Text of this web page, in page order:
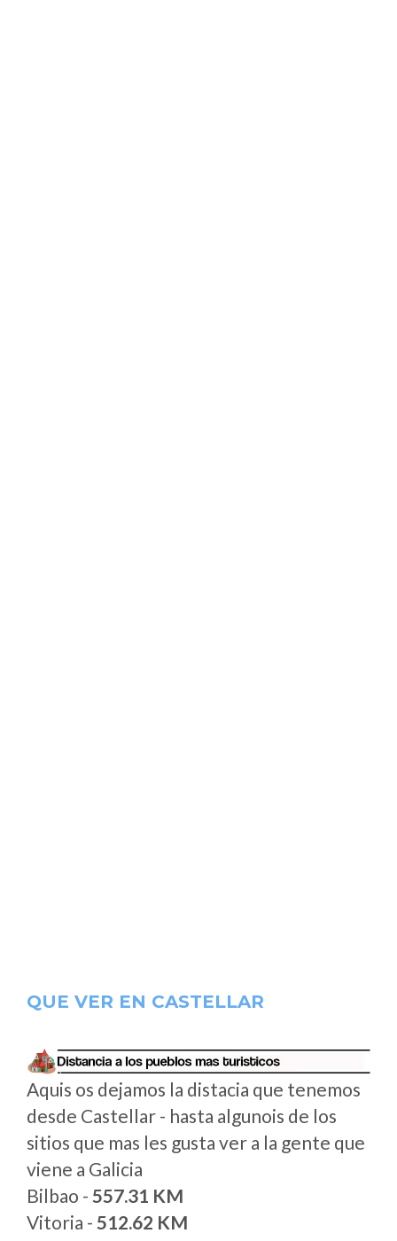
QUE VER EN CASTELLAR
Aquis os dejamos la distacia que tenemos
desde Castellar - hasta algunois de los
sitios que mas les gusta ver a la gente que
viene a Galicia
Bilbao - 557.31 KM
Vitoria - 512.62 KM